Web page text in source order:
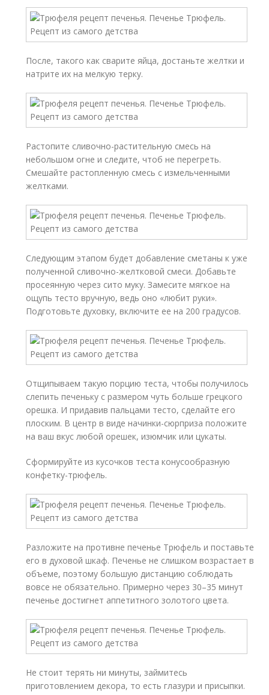
После, такого как сварите яйца, достаньте желтки и
натрите их на мелкую терку.
Растопите сливочно-растительную смесь на
небольшом огне и следите, чтоб не перегреть.
Смешайте растопленную смесь с измельченными
желтками.
Следующим этапом будет добавление сметаны к уже
полученной сливочно-желтковой смеси. Добавьте
просеянную через сито муку. Замесите мягкое на
ощупь тесто вручную, ведь оно «любит руки».
Подготовьте духовку, включите ее на 200 градусов.
Отщипываем такую порцию теста, чтобы получилось
слепить печеньку с размером чуть больше грецкого
орешка. И придавив пальцами тесто, сделайте его
плоским. В центр в виде начинки-сюрприза положите
на ваш вкус любой орешек, изюмчик или цукаты.
Сформируйте из кусочков теста конусообразную
конфетку-трюфель.
Разложите на противне печенье Трюфель и поставьте
его в духовой шкаф. Печенье не слишком возрастает в
объеме, поэтому большую дистанцию соблюдать
вовсе не обязательно. Примерно через 30–35 минут
печенье достигнет аппетитного золотого цвета.
Не стоит терять ни минуты, займитесь
приготовлением декора, то есть глазури и присыпки.